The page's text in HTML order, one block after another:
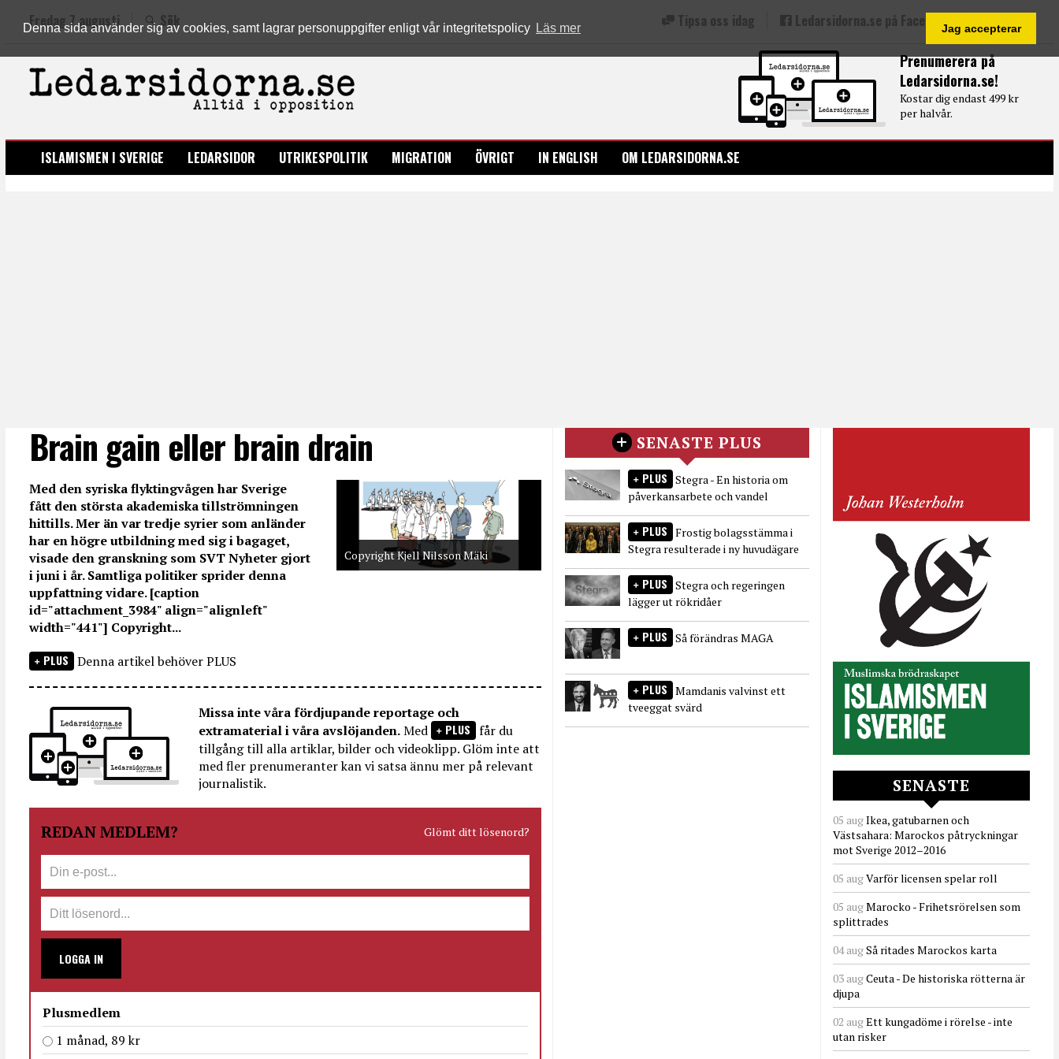
Denna sida använder sig av cookies, samt lagrar personuppgifter enligt vår integritetspolicy Läs mer Jag accepterar
Prenumerera på
Ledarsidorna.se!
Kostar dig endast 499 kr
per halvår.
Fredag 7 augusti Sök Tipsa oss idag Ledarsidorna.se på Facebook
LEDARSIDORNA.SE
ISLAMISMEN I SVERIGE LEDARSIDOR UTRIKESPOLITIK MIGRATION ÖVRIGT IN ENGLISH OM LEDARSIDORNA.SE
Brain gain eller brain drain
Copyright Kjell Nilsson Mäki
Med den syriska flyktingvågen har Sverige
fått den största akademiska tillströmningen
hittills. Mer än var tredje syrier som anländer
har en högre utbildning med sig i bagaget,
visade den granskning som SVT Nyheter gjort
i juni i år. Samtliga politiker sprider denna
uppfattning vidare. [caption
id="attachment_3984" align="alignleft"
width="441"] Copyright...
PLUS Denna artikel behöver PLUS
Missa inte våra fördjupande reportage och
extramaterial i våra avslöjanden.Med PLUS får du
tillgång till alla artiklar, bilder och videoklipp. Glöm inte att
med fler prenumeranter kan vi satsa ännu mer på relevant
journalistik.
REDAN MEDLEM? Glömt ditt lösenord?
LOGGA IN
Plusmedlem
1 månad, 89 kr
SENASTE PLUS
PLUS Stegra - En historia om
påverkansarbete och vandel
PLUS Frostig bolagsstämma i
Stegra resulterade i ny huvudägare
PLUS Stegra och regeringen
lägger ut rökridåer
PLUS Så förändras MAGA
PLUS Mamdanis valvinst ett
tveeggat svärd
SENASTE
05 augIkea, gatubarnen och
Västsahara: Marockos påtryckningar
mot Sverige 2012–2016
05 augVarför licensen spelar roll
05 augMarocko - Frihetsrörelsen som
splittrades
04 augSå ritades Marockos karta
03 augCeuta - De historiska rötterna är
djupa
02 augEtt kungadöme i rörelse - inte
utan risker